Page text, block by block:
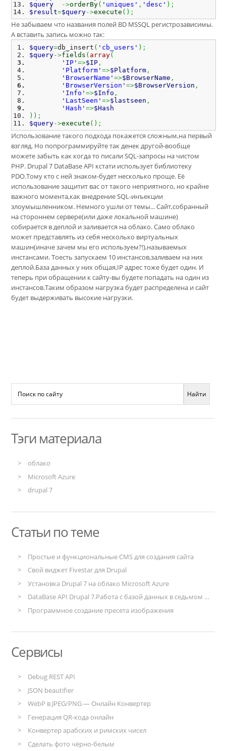
$query
->orderBy( 'uniques' , 'desc' ) ;
$result=$query->execute ( ) ;
Не забываем что названия полей BD MSSQL регистрозависимы.
А вставить запись можно так:
$query=db_insert ( 'cb_users' ) ;
$query->fields ( array(
'IP'=>$IP ,
'Platform'=>$Platform ,
'BrowserName'=>$BrowserName ,
'BrowserVersion'=>$BrowserVersion ,
'Info'=>$Info ,
'LastSeen'=>$lastseen ,
'Hash'=>$Hash
) ) ;
$query->execute ( ) ;
Использование такого подхода покажется сложным,на первый
взгляд. Но попрограммируйте так денек другой-вообще
можете забыть как когда то писали SQL-запросы на чистом
PHP. Drupal 7 DataBase API кстати использует библиотеку
PDO.Тому кто с ней знаком-будет несколько проще. Её
использование защитит вас от такого неприятного, но крайне
важного момента,как внедрение SQL-инъекции
злоумышленником. Немного ушли от темы... Сайт,собранный
на стороннем сервере(или даже локальной машине)
собирается в деплой и заливается на облако. Само облако
может представлять из себя несколько виртуальных
машин(иначе зачем мы его используем?!),называемых
инстансами. Тоесть запускаем 10 инстансов,заливаем на них
деплой.База данных у них общая,IP адрес тоже будет один. И
теперь при обращении к сайту-вы будете попадать на один из
инстансов.Таким образом нагрузка будет распределена и сайт
будет выдерживать высокие нагрузки.
Тэги материала
облако
Microsoft Azure
drupal 7
Статьи по теме
Простые и функциональные CMS для создания сайта
Свой виджет Fivestar для Drupal
Установка Drupal 7 на облако Microsoft Azure
DataBase API Drupal 7.Работа с базой данных в седьмом друпале.
Программное создание пресета изображения
Сервисы
Debug REST API
JSON beautifier
WebP в JPEG/PNG — Онлайн Конвертер
Генерация QR-кода онлайн
Конвертер арабских и римских чисел
Сделать фото чёрно-белым